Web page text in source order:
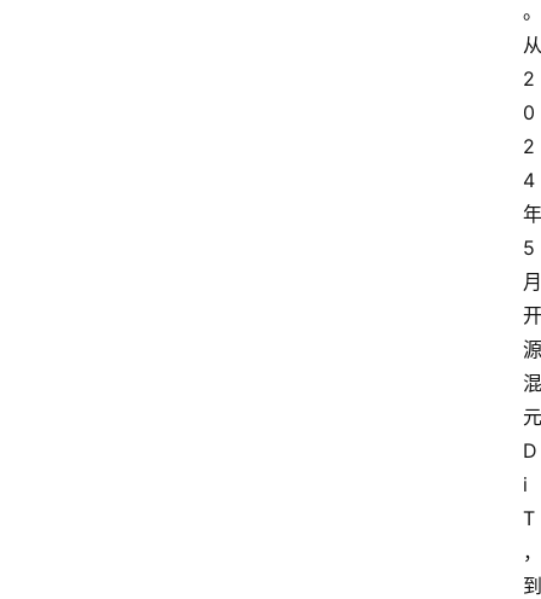
。
从
2
0
2
4
年
5
月
开
源
混
元
D
i
T
，
到